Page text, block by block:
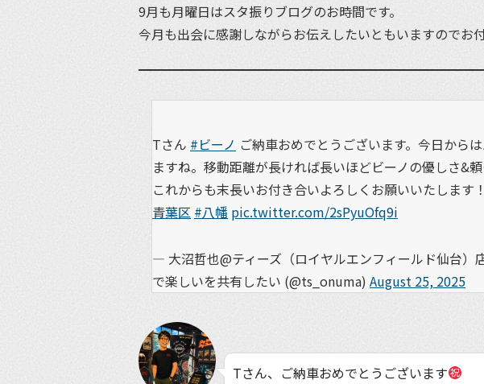
9月も月曜日はスタ振りブログのお時間です。
今月も出会に感謝しながらお伝えしたいともいますのでお
Tさん #ビーノ ご納車おめでとうございます。今日から
ますね。移動距離が長ければ長いほどビーノの優しさ&
これからも末長いお付き合いよろしくお願いいたします！
青葉区 #八幡 pic.twitter.com/2sPyuOfq9i
— 大沼哲也@ティーズ（ロイヤルエンフィールド仙台）
で楽しいを共有したい (@ts_onuma) August 25, 2025
Tさん、ご納車おめでとうございます